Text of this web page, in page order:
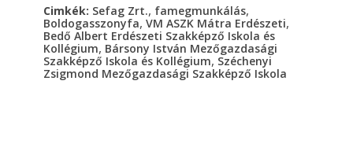
Cimkék: Sefag Zrt., famegmunkálás,
Boldogasszonyfa, VM ASZK Mátra Erdészeti,
Bedő Albert Erdészeti Szakképző Iskola és
Kollégium, Bársony István Mezőgazdasági
Szakképző Iskola és Kollégium, Széchenyi
Zsigmond Mezőgazdasági Szakképző Iskola